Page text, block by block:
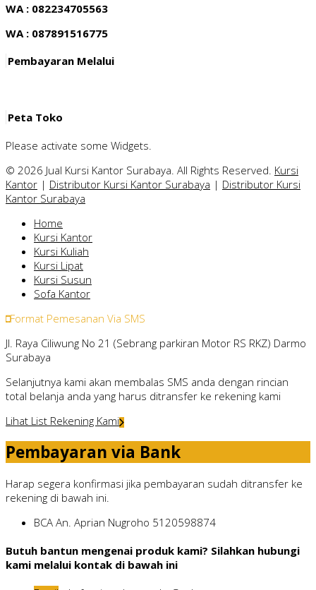
WA : 082234705563
WA : 087891516775
Pembayaran Melalui
Peta Toko
Please activate some Widgets.
© 2026 Jual Kursi Kantor Surabaya. All Rights Reserved. Kursi
Kantor | Distributor Kursi Kantor Surabaya | Distributor Kursi
Kantor Surabaya
Home
Kursi Kantor
Kursi Kuliah
Kursi Lipat
Kursi Susun
Sofa Kantor
Format Pemesanan Via SMS
Jl. Raya Ciliwung No 21 (Sebrang parkiran Motor RS RKZ) Darmo
Surabaya
Selanjutnya kami akan membalas SMS anda dengan rincian
total belanja anda yang harus ditransfer ke rekening kami
Lihat List Rekening Kami
Pembayaran via Bank
Harap segera konfirmasi jika pembayaran sudah ditransfer ke
rekening di bawah ini.
BCA An. Aprian Nugroho 5120598874
Butuh bantun mengenai produk kami? Silahkan hubungi
kami melalui kontak di bawah ini